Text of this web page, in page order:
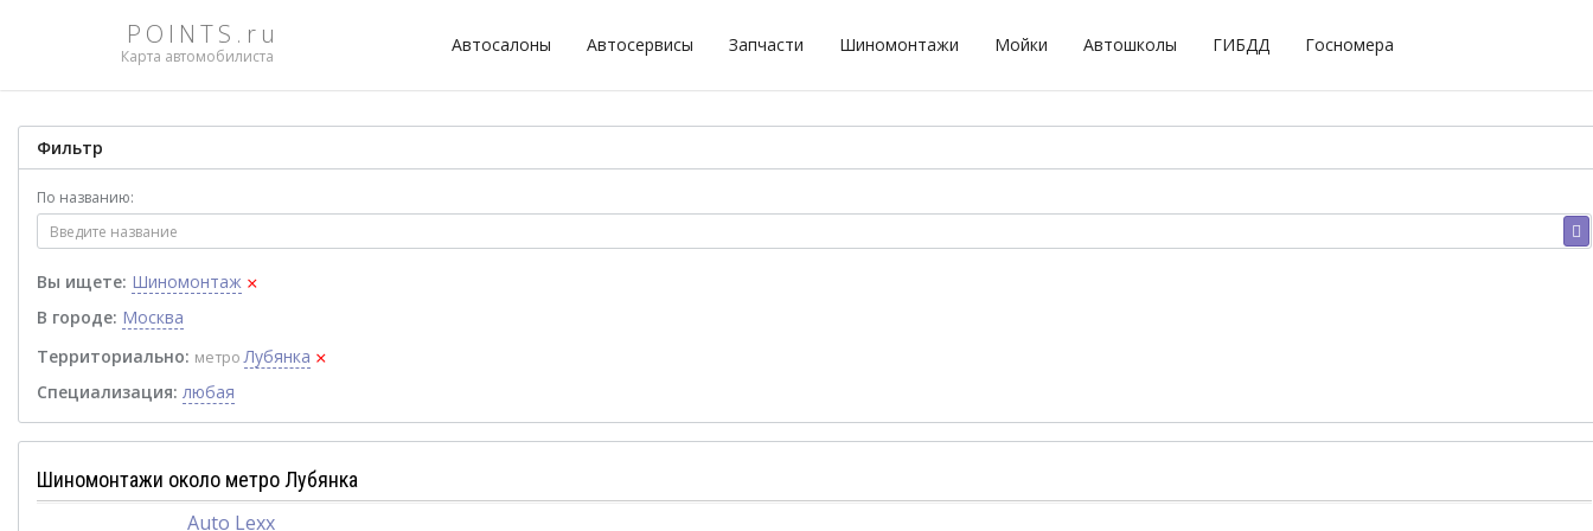
POINTS.ru
Карта автомобилиста
Автосалоны Автосервисы Запчасти Шиномонтажи Мойки Автошколы ГИБДД Госномера
Фильтр
По названию:
Вы ищете: Шиномонтаж ×
В городе: Москва
Территориально: метроЛубянка ×
Специализация: любая
Шиномонтажи около метро Лубянка
Auto Lexx